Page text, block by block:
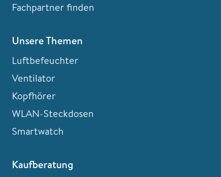
Fachpartner finden
Unsere Themen
Luftbefeuchter
Ventilator
Kopfhörer
WLAN-Steckdosen
Smartwatch
Kaufberatung